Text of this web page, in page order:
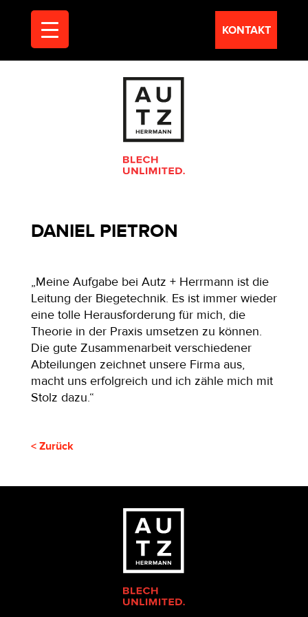
KONTAKT
DANIEL PIETRON
„Meine Aufgabe bei Autz + Herrmann ist die
Leitung der Biegetechnik. Es ist immer wieder
eine tolle Herausforderung für mich, die
Theorie in der Praxis umsetzen zu können.
Die gute Zusammenarbeit verschiedener
Abteilungen zeichnet unsere Firma aus,
macht uns erfolgreich und ich zähle mich mit
Stolz dazu.“
< Zurück